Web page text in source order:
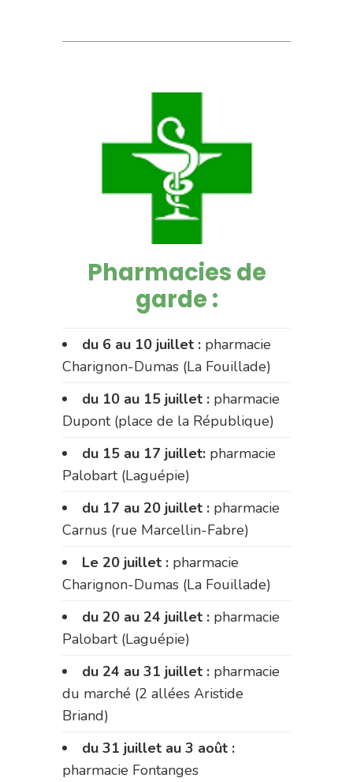
Pharmacies de
garde :
du 6 au 10 juillet : pharmacie
Charignon-Dumas (La Fouillade)
du 10 au 15 juillet : pharmacie
Dupont (place de la République)
du 15 au 17 juillet: pharmacie
Palobart (Laguépie)
du 17 au 20 juillet : pharmacie
Carnus (rue Marcellin-Fabre)
Le 20 juillet : pharmacie
Charignon-Dumas (La Fouillade)
du 20 au 24 juillet : pharmacie
Palobart (Laguépie)
du 24 au 31 juillet : pharmacie
du marché (2 allées Aristide
Briand)
du 31 juillet au 3 août :
pharmacie Fontanges